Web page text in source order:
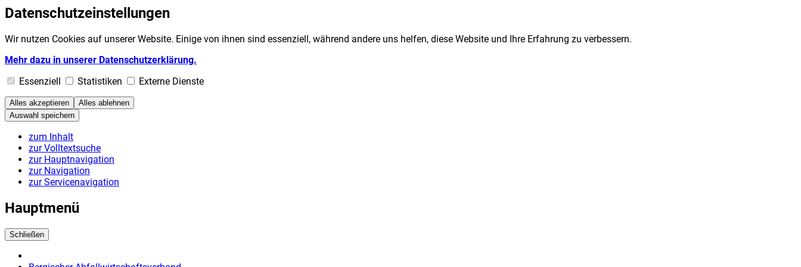
Datenschutzeinstellungen
Wir nutzen Cookies auf unserer Website. Einige von ihnen sind essenziell, während andere uns helfen, diese Website und Ihre Erfahrung zu verbessern.
Mehr dazu in unserer Datenschutzerklärung.
Essenziell
Statistiken Externe Dienste
Alles akzeptieren
Alles ablehnen
Auswahl speichern
zum Inhalt
zur Volltextsuche
zur Hauptnavigation
zur Navigation
zur Servicenavigation
Hauptmenü
Schließen